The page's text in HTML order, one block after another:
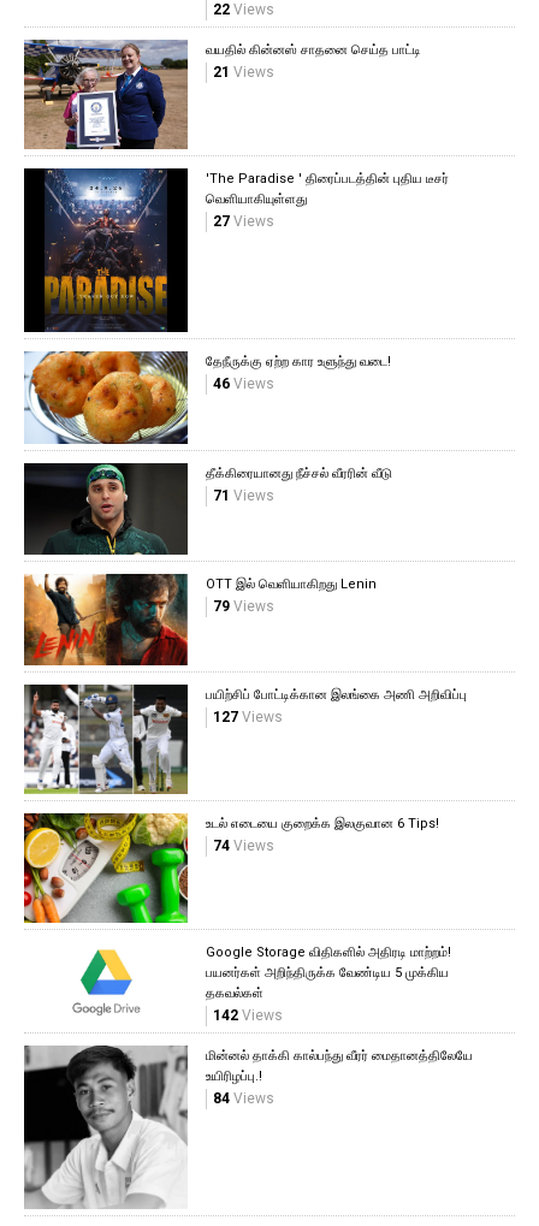
22Views
வயதில் கின்னஸ் சாதனை செய்த பாட்டி
21 Views
'The Paradise ' திரைப்படத்தின் புதிய டீசர்
வெளியாகியுள்ளது
27Views
தேநீருக்கு ஏற்ற கார உளுந்து வடை!
46Views
தீக்கிரையானது நீச்சல் வீரரின் வீடு
71 Views
OTT இல் வெளியாகிறது Lenin
79Views
பயிற்சிப் போட்டிக்கான இலங்கை அணி அறிவிப்பு
127Views
உடல் எடையை குறைக்க இலகுவான 6 Tips!
74Views
Google Storage விதிகளில் அதிரடி மாற்றம்!
பயனர்கள் அறிந்திருக்க வேண்டிய 5 முக்கிய
தகவல்கள்
142Views
மின்னல் தாக்கி கால்பந்து வீரர் மைதானத்திலேயே
உயிரிழப்பு.!
84Views